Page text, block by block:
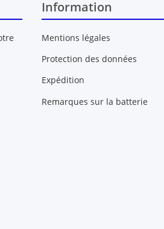
Information
Mentions légales
Protection des données
Expédition
Remarques sur la batterie